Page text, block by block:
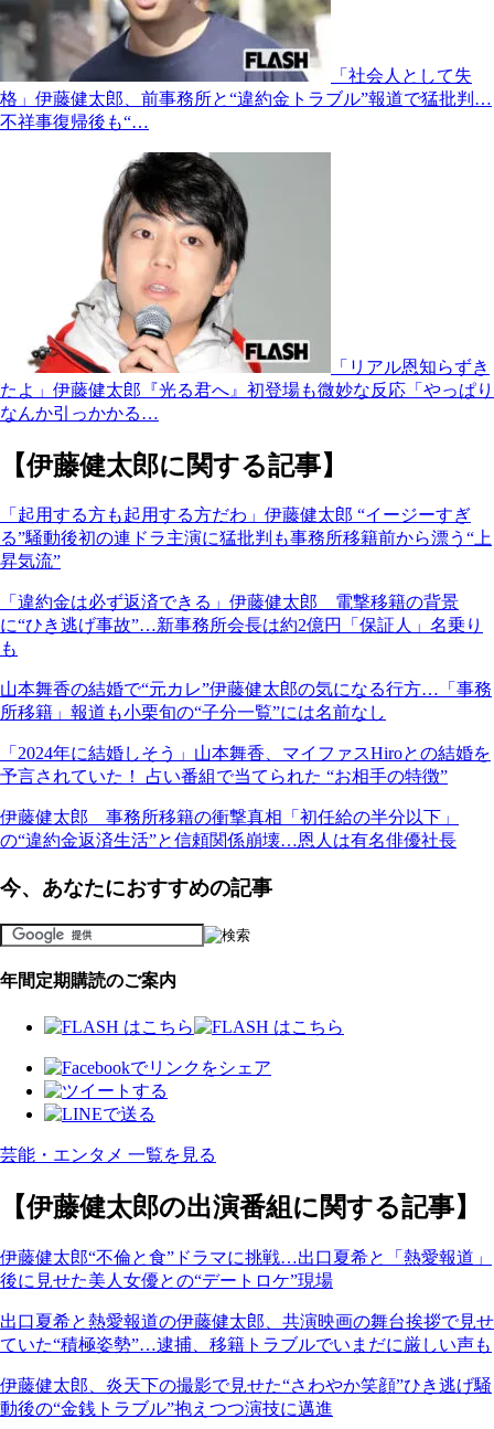
「社会人として失
格」伊藤健太郎、前事務所と“違約金トラブル”報道で猛批判…
不祥事復帰後も“…
「リアル恩知らずき
たよ」伊藤健太郎『光る君へ』初登場も微妙な反応「やっぱり
なんか引っかかる…
【伊藤健太郎に関する記事】
「起用する方も起用する方だわ」伊藤健太郎 “イージーすぎ
る”騒動後初の連ドラ主演に猛批判も事務所移籍前から漂う“上
昇気流”
「違約金は必ず返済できる」伊藤健太郎 電撃移籍の背景
に“ひき逃げ事故”…新事務所会長は約2億円「保証人」名乗り
も
山本舞香の結婚で“元カレ”伊藤健太郎の気になる行方…「事務
所移籍」報道も小栗旬の“子分一覧”には名前なし
「2024年に結婚しそう」山本舞香、マイファスHiroとの結婚を
予言されていた！ 占い番組で当てられた “お相手の特徴”
伊藤健太郎 事務所移籍の衝撃真相「初任給の半分以下」
の“違約金返済生活”と信頼関係崩壊…恩人は有名俳優社長
今、あなたにおすすめの記事
年間定期購読のご案内
芸能・エンタメ 一覧を見る
【伊藤健太郎の出演番組に関する記事】
伊藤健太郎“不倫と食”ドラマに挑戦…出口夏希と「熱愛報道」
後に見せた美人女優との“デートロケ”現場
出口夏希と熱愛報道の伊藤健太郎、共演映画の舞台挨拶で見せ
ていた“積極姿勢”…逮捕、移籍トラブルでいまだに厳しい声も
伊藤健太郎、炎天下の撮影で見せた“さわやか笑顔”ひき逃げ騒
動後の“金銭トラブル”抱えつつ演技に邁進